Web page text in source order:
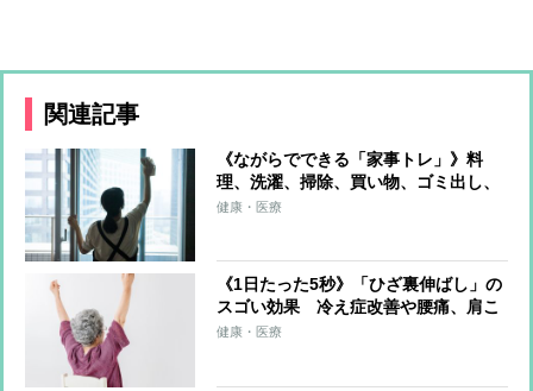
関連記事
《ながらでできる「家事トレ」》料
理、洗濯、掃除、買い物、ゴミ出し、
水やり…すべてをエクササイズに！ト
健康・医療
《1日たった5秒》「ひざ裏伸ばし」の
スゴい効果 冷え症改善や腰痛、肩こ
り、片頭痛の軽減も
健康・医療